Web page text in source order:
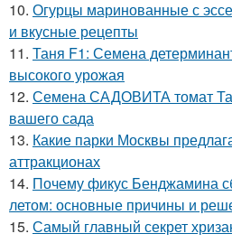
10. Огурцы маринованные с
и вкусные рецепты
11. Таня F1: Семена
высокого урожая
12. Семена САДОВИТА томат
вашего сада
13. Какие парки Москвы
аттракционах
14. Почему фикус Бенджамина
летом: основные причины и
15. Самый главный секрет